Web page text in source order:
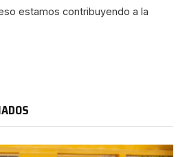
estamos contribuyendo a la